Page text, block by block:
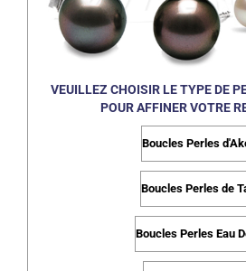
VEUILLEZ CHOISIR LE TYPE DE
POUR AFFINER VOTRE
Boucles Perles
Boucles Perles de
Boucles Perles Eau